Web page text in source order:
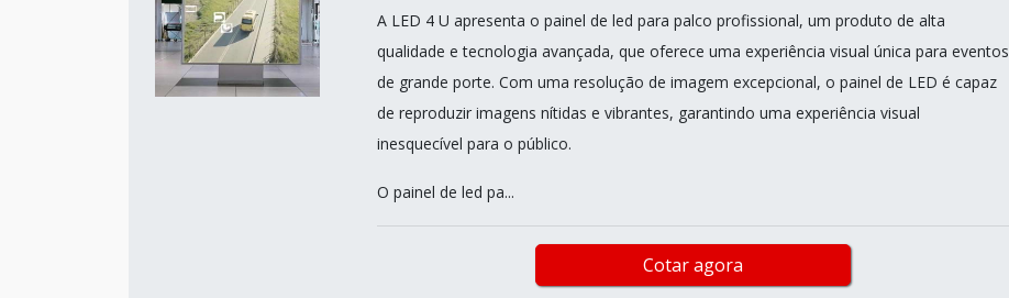
A LED 4 U apresenta o painel de led para palco profissional, um produto de alta
qualidade e tecnologia avançada, que oferece uma experiência visual única para eventos
de grande porte. Com uma resolução de imagem excepcional, o painel de LED é capaz
de reproduzir imagens nítidas e vibrantes, garantindo uma experiência visual
inesquecível para o público.
O painel de led pa...
Cotar agora